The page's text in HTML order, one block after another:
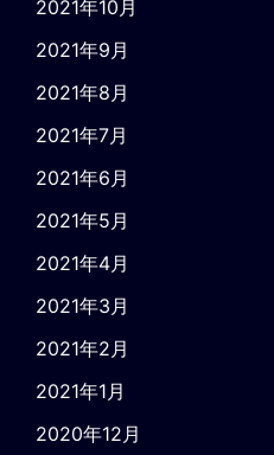
2021年10月
2021年9月
2021年8月
2021年7月
2021年6月
2021年5月
2021年4月
2021年3月
2021年2月
2021年1月
2020年12月